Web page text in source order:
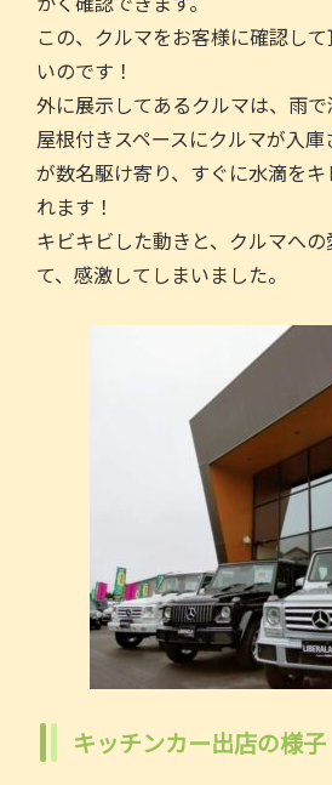
この、クルマをお客様に確認し
いのです！
外に展示してあるクルマは、雨で
屋根付きスペースにクルマが入
が数名駆け寄り、すぐに水滴をキ
れます！
キビキビした動きと、クルマへ
て、感激してしまいました。
キッチンカー出店の様子